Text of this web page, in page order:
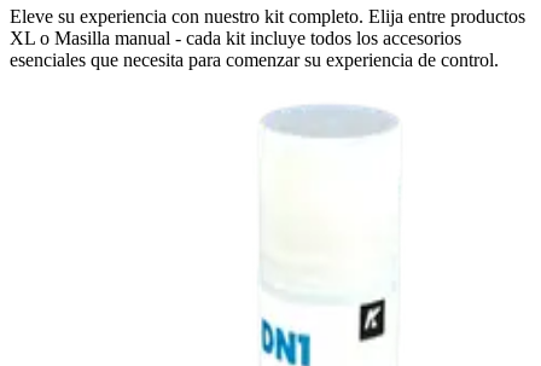
Eleve su experiencia con nuestro kit completo. Elija entre productos
XL o Masilla manual - cada kit incluye todos los accesorios
esenciales que necesita para comenzar su experiencia de control.